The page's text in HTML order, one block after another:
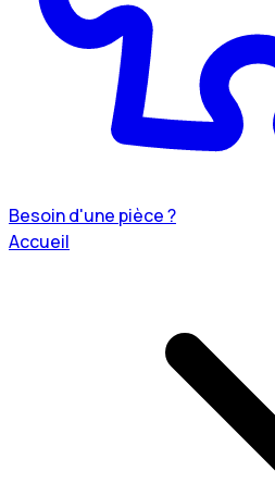
Besoin d'une pièce ?
Accueil